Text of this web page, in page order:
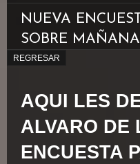
NUEVA
SOBRE
REGRESAR
AQUI LES
ALVARO DE
ENCUESTA